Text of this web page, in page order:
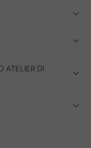
ATELIER DI